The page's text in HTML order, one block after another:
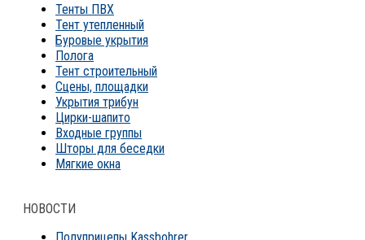
Тенты ПВХ
Тент утепленный
Буровые укрытия
Полога
Тент строительный
Сцены, площадки
Укрытия трибун
Цирки-шапито
Входные группы
Шторы для беседки
Мягкие окна
НОВОСТИ